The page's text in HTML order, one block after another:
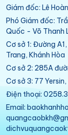
Giám đốc: Lê
Phó Giám đốc:
Quốc - Võ Thanh
Cơ sở 1: Đường
Trang, Khánh Hòa
Cơ sở 2: 285A
Cơ sở 3: 77
Điện thoại:
Email: